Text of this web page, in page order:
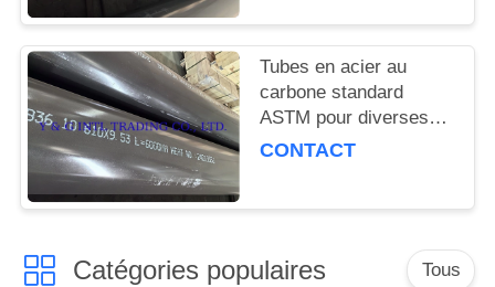
Tubes en acier au
carbone standard
ASTM pour diverses
industries
CONTACT
Catégories populaires Tous